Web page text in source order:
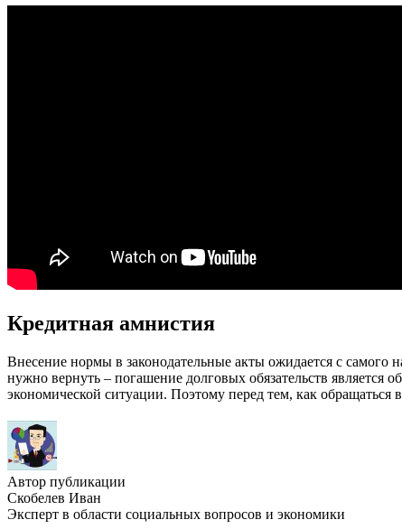
Кредитная амнистия
Внесение нормы в законодательные акты ожидается с самого
нужно вернуть – погашение долговых обязательств
экономической ситуации. Поэтому перед тем, как
Автор публикации
Скобелев Иван
Эксперт в области социальных вопросов и экономики